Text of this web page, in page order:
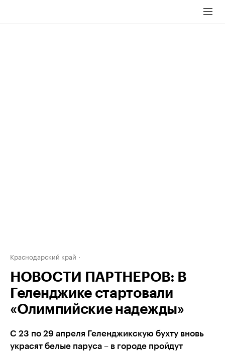
Краснодарский край
НОВОСТИ ПАРТНЕРОВ: В
Геленджике стартовали
«Олимпийские надежды»
С 23 по 29 апреля Геленджикскую бухту вновь
украсят белые паруса – в городе пройдут